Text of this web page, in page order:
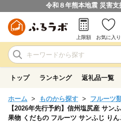
令和８年熊本地震 災害
上限額 お気に入り
トップ ランキング 返礼品一覧
ホーム ものから探す フルーツ
【2026年先行予約】信州塩尻産 サン
果物 くだもの フルーツ サンふじ り